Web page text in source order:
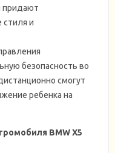
придают
и
безопасность во
смогут
ребенка на
BMW X5